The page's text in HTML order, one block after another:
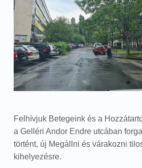
Felhívjuk Betegeink és a
a Gelléri Andor Endre utcában
történt, új Megállni és várakozni
kihelyezésre.